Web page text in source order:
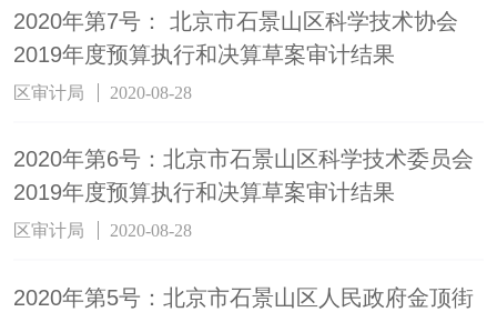
2020年第7号： 北京市石景山区科学技术协会
2019年度预算执行和决算草案审计结果
区审计局 2020-08-28
2020年第6号：北京市石景山区科学技术委员会
2019年度预算执行和决算草案审计结果
区审计局 2020-08-28
2020年第5号：北京市石景山区人民政府金顶街